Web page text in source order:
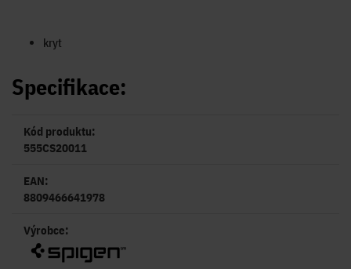
kryt
Specifikace:
Kód produktu:
555CS20011
EAN:
8809466641978
Výrobce: